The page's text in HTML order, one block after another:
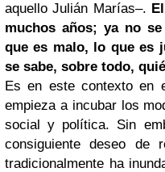
aquello Julián Marías–.
muchos años; ya no
que es malo, lo que es
se sabe, sobre todo,
Es en este contexto en
empieza a incubar los
social y política. Sin
consiguiente deseo de
tradicionalmente ha